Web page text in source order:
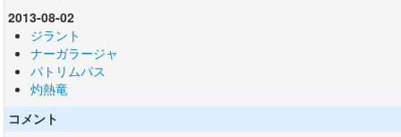
2013-08-02
ジラント
ナーガラージャ
パトリムパス
灼熱竜
コメント